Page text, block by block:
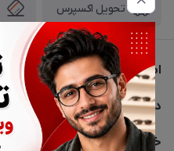
تحویل اکسپرس
اطلاعات تماس
02177116909
info@civiliha.com
دسترسی سریع
حساب کاربری
خدمات مشتریان